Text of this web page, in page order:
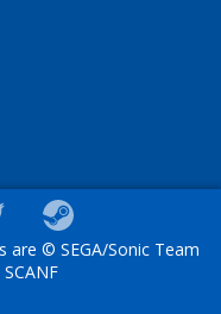
are © SEGA/Sonic Team